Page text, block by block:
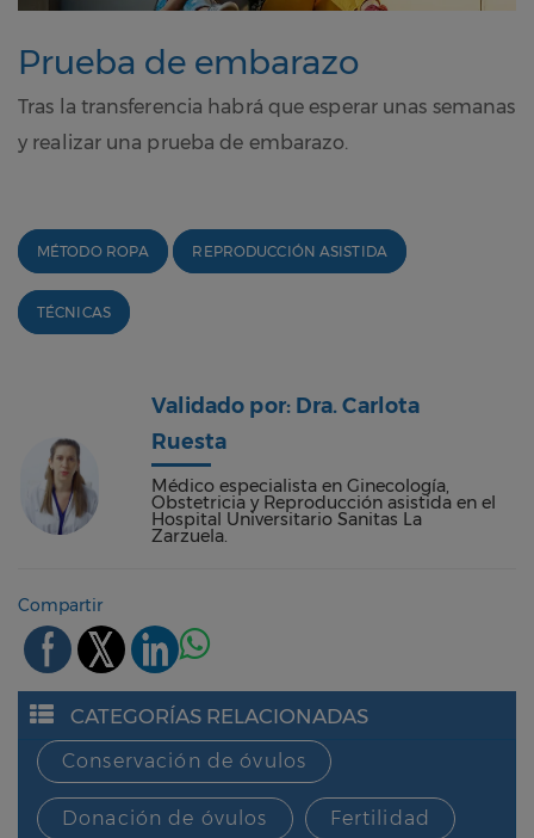
Prueba de embarazo
Tras la transferencia habrá que esperar unas semanas
y realizar una prueba de embarazo.
MÉTODO ROPA REPRODUCCIÓN ASISTIDA
TÉCNICAS
Validado por: Dra. Carlota
Ruesta
Médico especialista en Ginecología,
Obstetricia y Reproducción asistida en el
Hospital Universitario Sanitas La
Zarzuela.
Compartir
CATEGORÍAS RELACIONADAS
Conservación de óvulos
Donación de óvulos Fertilidad